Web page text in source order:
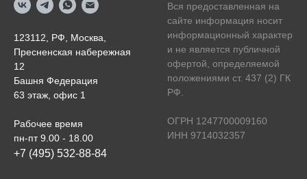
123112, РФ, Москва,
Пресненская набережная
12
Башня Федерация
63 этаж, офис 1
Рабочее время
пн-пт 9.00 - 18.00
+7 (495) 532-88-84
Вся предоставленная на
сайте информация носит
информационный характер
и не является публичной
офертой, определяемой
положениями ст. 437 (2) ГК
РФ.
ОГРН 1247700009160
ИНН 9714032357